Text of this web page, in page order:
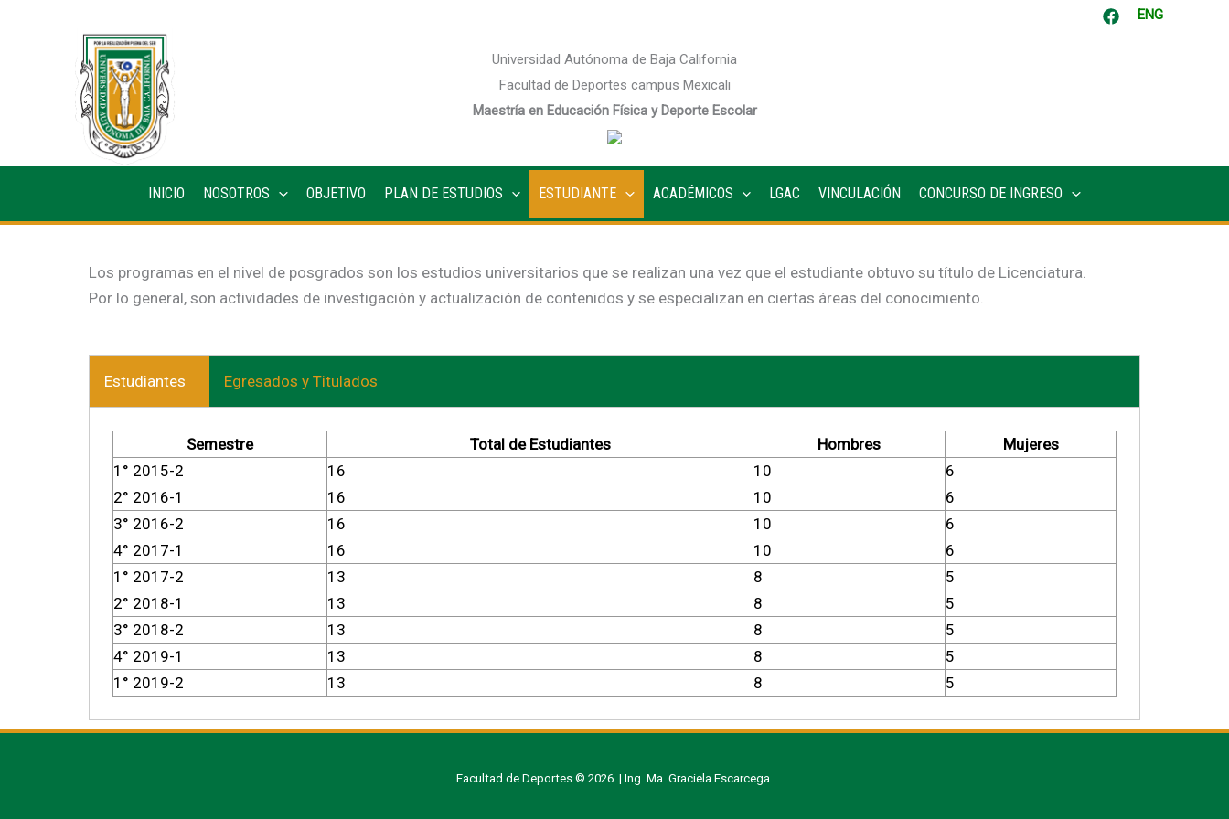
ENG
Universidad Autónoma de Baja California
Facultad de Deportes campus Mexicali
Maestría en Educación Física y Deporte Escolar
INICIO NOSOTROS OBJETIVO PLAN DE ESTUDIOS ESTUDIANTE ACADÉMICOS LGAC VINCULACIÓN CONCURSO DE INGRESO
Los programas en el nivel de posgrados son los estudios universitarios que se realizan una vez que el estudiante obtuvo su título de Licenciatura.
Por lo general, son actividades de investigación y actualización de contenidos y se especializan en ciertas áreas del conocimiento.
Estudiantes Egresados y Titulados
Semestre Total de Estudiantes Hombres
Mujeres
1° 2015-2
16 10
6
2° 2016-1
16 10
6
3° 2016-2
16 10
6
4° 2017-1
16 10
6
1° 2017-2
13 8
5
2° 2018-1
13 8
5
3° 2018-2
13 8
5
4° 2019-1
13 8
5
1° 2019-2
13 8 5
Facultad de Deportes © 2026 | Ing. Ma. Graciela Escarcega